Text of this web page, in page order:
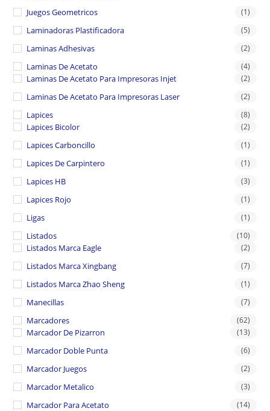
Juegos Geometricos (1)
Laminadoras Plastificadora (5)
Laminas Adhesivas (2)
Laminas De Acetato (4)
Laminas De Acetato Para Impresoras Injet (2)
Laminas De Acetato Para Impresoras Laser (2)
Lapices (8)
Lapices Bicolor (2)
Lapices Carboncillo (1)
Lapices De Carpintero (1)
Lapices HB (3)
Lapices Rojo (1)
Ligas (1)
Listados (10)
Listados Marca Eagle (2)
Listados Marca Xingbang (7)
Listados Marca Zhao Sheng (1)
Manecillas (7)
Marcadores (62)
Marcador De Pizarron (13)
Marcador Doble Punta (6)
Marcador Juegos (2)
Marcador Metalico (3)
Marcador Para Acetato (14)